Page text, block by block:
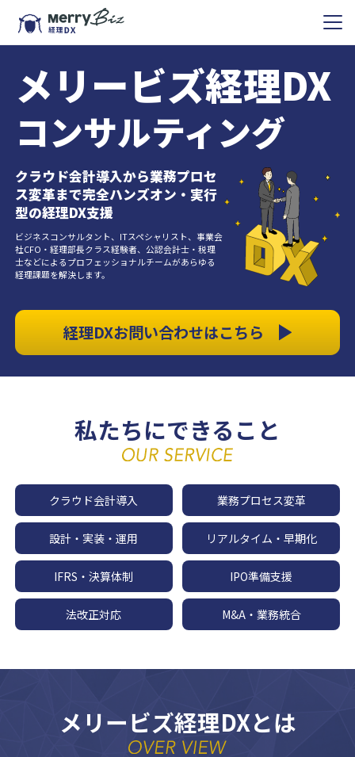
メリービズ経理DX
コンサルティング
クラウド会計導入から業務プロセ
ス変革まで完全ハンズオン・実行
型の経理DX支援
ビジネスコンサルタント、ITスペシャリスト、事業会
社CFO・経理部長クラス経験者、公認会計士・税理
士などによるプロフェッショナルチームがあらゆる
経理課題を解決します。
経理DXお問い合わせはこちら
私たちにできること
クラウド会計導入 業務プロセス変革
設計・実装・運用 リアルタイム・早期化
IFRS・決算体制 IPO準備支援
法改正対応 M&A・業務統合
メリービズ経理DXとは